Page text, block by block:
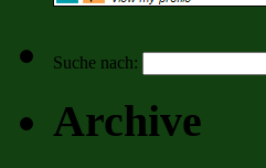
Suche nach:
Archive